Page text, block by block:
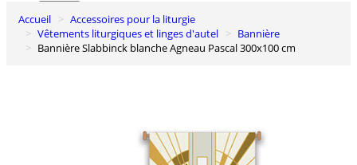
0
Panier
Accueil
Accessoires pour la liturgie
Vêtements liturgiques et linges d'autel
Bannière
Bannière Slabbinck blanche Agneau Pascal 300x100 cm